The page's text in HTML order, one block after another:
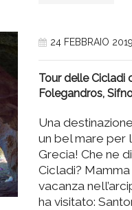
24 FEBBRAIO 2019
Tour delle Cicladi
Folegandros,
Una
un bel mare per
Grecia! Che ne
Cicladi?
vacanza
ha visitato: